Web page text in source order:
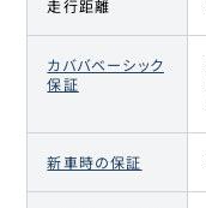
走行距離
カババベーシック
保証
新車時の保証